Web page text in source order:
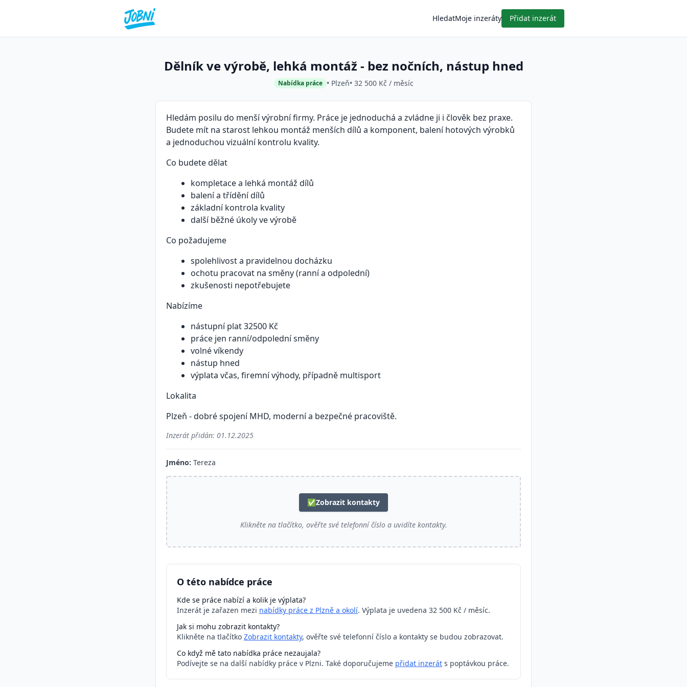
HledatMoje inzeráty Přidat inzerát
Dělník ve výrobě, lehká montáž - bez nočních, nástup hned
Nabídka práce • Plzeň• 32 500 Kč / měsíc
Hledám posilu do menší výrobní firmy. Práce je jednoduchá a zvládne ji i člověk bez praxe.
Budete mít na starost lehkou montáž menších dílů a komponent, balení hotových výrobků
a jednoduchou vizuální kontrolu kvality.
Co budete dělat
kompletace a lehká montáž dílů
balení a třídění dílů
základní kontrola kvality
další běžné úkoly ve výrobě
Co požadujeme
spolehlivost a pravidelnou docházku
ochotu pracovat na směny (ranní a odpolední)
zkušenosti nepotřebujete
Nabízíme
nástupní plat 32500 Kč
práce jen ranní/odpolední směny
volné víkendy
nástup hned
výplata včas, firemní výhody, případně multisport
Lokalita
Plzeň - dobré spojení MHD, moderní a bezpečné pracoviště.
Inzerát přidán: 01.12.2025
Jméno: Tereza
✅Zobrazit kontakty
Klikněte na tlačítko, ověřte své telefonní číslo a uvidíte kontakty.
O této nabídce práce
Kde se práce nabízí a kolik je výplata?
Inzerát je zařazen mezi nabídky práce z Plzně a okolí. Výplata je uvedena 32 500 Kč / měsíc.
Jak si mohu zobrazit kontakty?
Klikněte na tlačítko Zobrazit kontakty, ověřte své telefonní číslo a kontakty se budou zobrazovat.
Co když mě tato nabídka práce nezaujala?
Podívejte se na další nabídky práce v Plzni. Také doporučujeme přidat inzerát s poptávkou práce.